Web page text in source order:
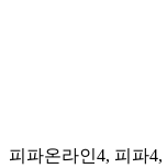
피파온라인4, 피파